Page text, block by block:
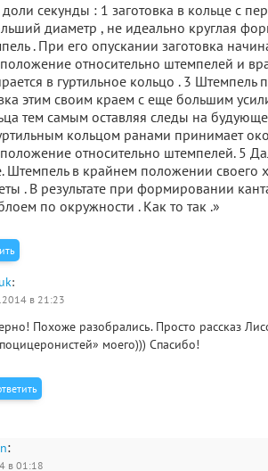
секунды : 1 заготовка в кольце с
диаметр , не идеально круглая
. При его опускании заготовка
относительно штемпелей и
в гуртильное кольцо . 3 Штемпель
этим своим краем с еще большим
тем самым оставляя следы на
кольцом ранами принимает
относительно штемпелей. 5
Штемпель в крайнем положении своего
. В результате при формировании
по окружности . Как то так .»
:
в 21:23
Похоже разобрались. Просто рассказ
моего))) Спасибо!
:
в 01:18